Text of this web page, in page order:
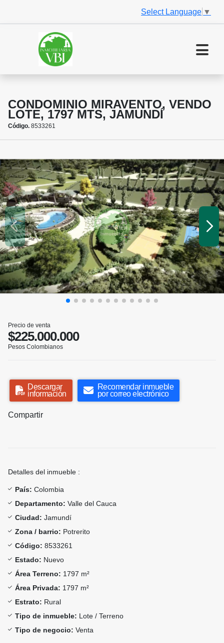
Select Language ▼
CONDOMINIO MIRAVENTO, VENDO
LOTE, 1797 MTS, JAMUNDÍ
Código. 8533261
Precio de venta
$225.000.000
Pesos Colombianos
Descargar
información
Recomendar inmueble
por correo electrónico
Compartir
Detalles del inmueble :
País: Colombia
Departamento: Valle del Cauca
Ciudad: Jamundí
Zona / barrio: Potrerito
Código: 8533261
Estado: Nuevo
Área Terreno: 1797 m²
Área Privada: 1797 m²
Estrato: Rural
Tipo de inmueble: Lote / Terreno
Tipo de negocio: Venta